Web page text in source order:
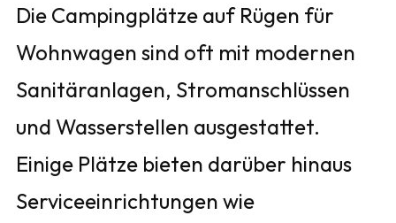
Die Campingplätze auf Rügen für
Wohnwagen sind oft mit modernen
Sanitäranlagen, Stromanschlüssen
und Wasserstellen ausgestattet.
Einige Plätze bieten darüber hinaus
Serviceeinrichtungen wie